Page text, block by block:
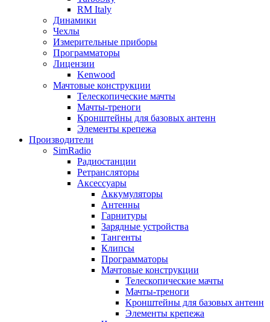
RM Italy
Динамики
Чехлы
Измерительные приборы
Программаторы
Лицензии
Kenwood
Мачтовые конструкции
Телескопические мачты
Мачты-треноги
Кронштейны для базовых антенн
Элементы крепежа
Производители
SimRadio
Радиостанции
Ретрансляторы
Аксессуары
Аккумуляторы
Антенны
Гарнитуры
Зарядные устройства
Тангенты
Клипсы
Программаторы
Мачтовые конструкции
Телескопические мачты
Мачты-треноги
Кронштейны для базовых антенн
Элементы крепежа